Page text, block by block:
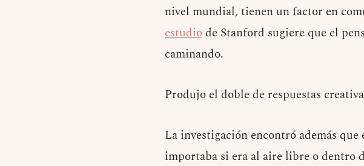
nivel mundial, tienen un factor en
estudiode Stanford sugiere que el
caminando.
Produjo el doble de respuestas
La investigación encontró además
importaba si era al aire libre o dentro